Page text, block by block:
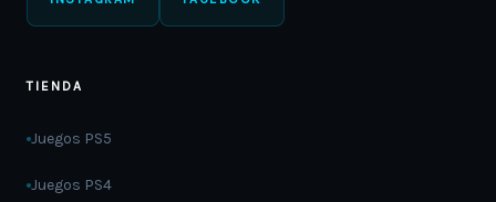
TIENDA
Juegos PS5
Juegos PS4